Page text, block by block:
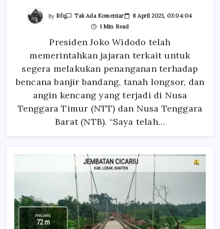
By Rfq Tak Ada KomentarPada
PRESIDEN
RI:
LAKUKAN
PENANGANAN
DI
NTT
&
NTB
8 April 2021, 03:04:04
1 Min Read
Presiden Joko Widodo telah
memerintahkan jajaran terkait untuk
segera melakukan penanganan terhadap
bencana banjir bandang, tanah longsor, dan
angin kencang yang terjadi di Nusa
Tenggara Timur (NTT) dan Nusa Tenggara
Barat (NTB). “Saya telah…